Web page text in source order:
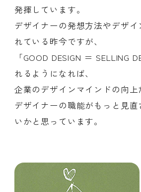
発揮しています。
デザイナーの発想方法やデザイ
れている昨今ですが、
「GOOD DESIGN ＝ SELLING
れるようになれば、
企業のデザインマインドの向上
デザイナーの職能がもっと見直
いかと思っています。